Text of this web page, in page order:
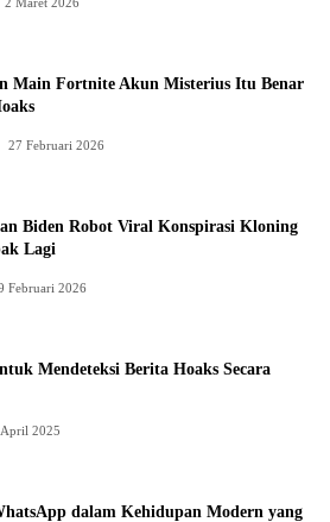
Main Fortnite Akun Misterius Itu Benar
27 Februari 2026
Biden Robot Viral Konspirasi Kloning
Lagi
Februari 2026
Mendeteksi Berita Hoaks Secara
2025
dalam Kehidupan Modern yang